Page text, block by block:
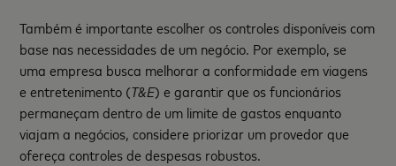
Também é importante escolher os controles disponíveis com
base nas necessidades de um negócio. Por exemplo, se
uma empresa busca melhorar a conformidade em viagens
e entretenimento (T&E) e garantir que os funcionários
permaneçam dentro de um limite de gastos enquanto
viajam a negócios, considere priorizar um provedor que
ofereça controles de despesas robustos.